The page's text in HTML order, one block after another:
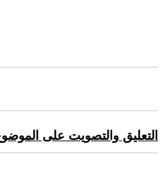
التعليق والتصويت على